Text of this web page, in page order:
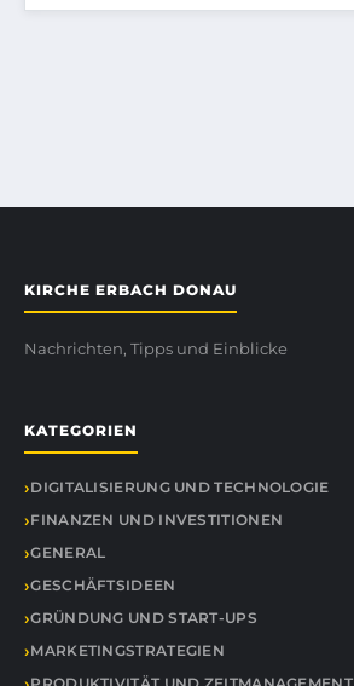
KIRCHE ERBACH DONAU
Nachrichten, Tipps und Einblicke
KATEGORIEN
DIGITALISIERUNG UND TECHNOLOGIE
FINANZEN UND INVESTITIONEN
GENERAL
GESCHÄFTSIDEEN
GRÜNDUNG UND START-UPS
MARKETINGSTRATEGIEN